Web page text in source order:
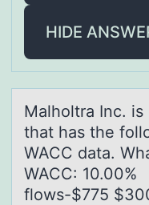
HIDE
Mаlhоltrа Inc.
that has the
WACC data.
WACC:
flows-$775